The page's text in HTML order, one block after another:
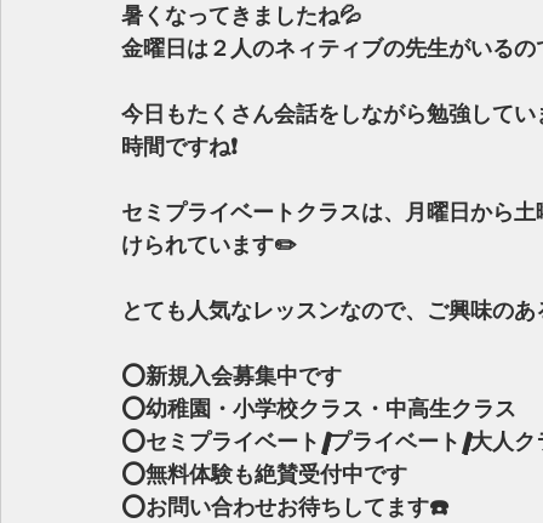
暑くなってきましたね💦
金曜日は２人のネィティブの先生がいる
今日もたくさん会話をしながら勉強して
時間ですね❗️
セミプライベートクラスは、月曜日から
けられています✏️
とても人気なレッスンなので、ご興味の
⭕️新規入会募集中です
⭕️幼稚園・小学校クラス・中高生クラス
⭕️セミプライベート/プライベート/大人ク
⭕️無料体験も絶賛受付中です
⭕️お問い合わせお待ちしてます☎️